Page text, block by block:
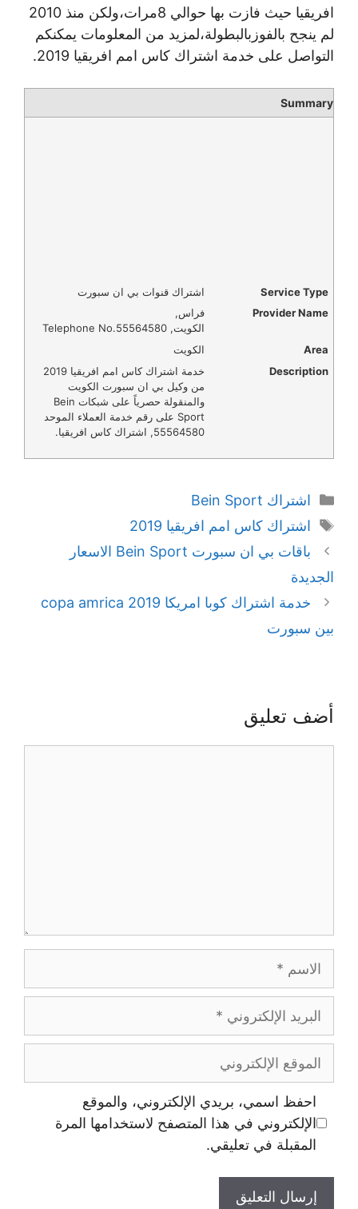
افريقيا حيث فازت بها حوالي 8مرات،ولكن منذ 2010
لم ينجح بالفوزبالبطولة،لمزيد من المعلومات يمكنكم
التواصل على خدمة اشتراك كاس امم افريقيا 2019.
Summary
Service Type
اشتراك قنوات بي ان سبورت
Provider Name
فراس,
الكويت,
Area
الكويت
Description
خدمة اشتراك كاس امم افريقيا 2019
من وكيل بي ان سبورت الكويت
والمنقولة حصرياً على شبكات Bein
Sport على رقم خدمة العملاء الموحد
55564580, اشتراك كاس افريقيا.
اشتراك Bein Sport
اشتراك كاس امم افريقيا 2019
باقات بي ان سبورت Bein Sport الاسعار
الجديدة
خدمة اشتراك كوبا امريكا 2019 copa amrica
بين سبورت
أضف تعليق
احفظ اسمي، بريدي الإلكتروني، والموقع
الإلكتروني في هذا المتصفح لاستخدامها المرة
المقبلة في تعليقي.